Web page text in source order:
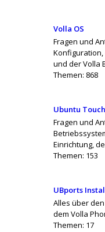
Volla OS
Fragen und
Konfiguration,
und der Volla
Themen: 868
Ubuntu Touch
Fragen und
Einrichtung,
Themen: 153
UBports
Alles über
dem Volla
Themen: 17